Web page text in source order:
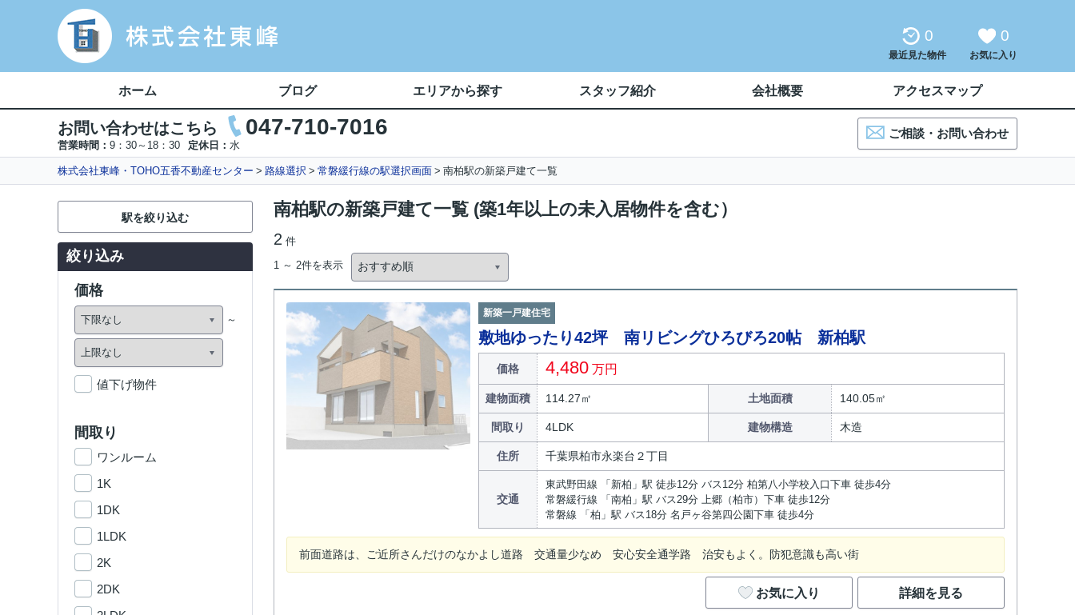
0
最近見た物件
0
お気に入り
ホーム ブログ エリアから探す スタッフ紹介 会社概要 アクセスマップ
お問い合わせはこちら 047-710-7016
営業時間： 9：30～18：30 定休日： 水
ご相談・お問い合わせ
株式会社東峰・TOHO五香不動産センター 路線選択 常磐緩行線の駅選択画面 南柏駅の新築戸建て一覧
南柏駅の新築戸建て一覧 (築1年以上の未入居物件を含む）
2 件
1 ～ 2件を表示
新築一戸建住宅
敷地ゆったり42坪 南リビングひろびろ20帖 新柏駅
価格 4,480 万円
建物面積 114.27㎡ 土地面積 140.05㎡
間取り 4LDK 建物構造 木造
住所 千葉県柏市永楽台２丁目
交通
東武野田線 「新柏」駅 徒歩12分 バス12分 柏第八小学校入口下車 徒歩4分
常磐緩行線 「南柏」駅 バス29分 上郷（柏市）下車 徒歩12分
常磐線 「柏」駅 バス18分 名戸ヶ谷第四公園下車 徒歩4分
前面道路は、ご近所さんだけのなかよし道路 交通量少なめ 安心安全通学路 治安もよく。防犯意識も高い街
お気に入り 詳細を見る
駅を絞り込む
絞り込み
価格
値下げ物件
間取り
ワンルーム
1K
1DK
1LDK
2K
2DK